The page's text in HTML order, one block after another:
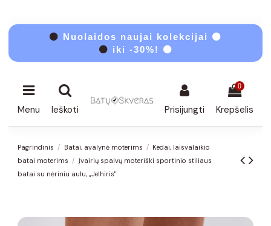
⚫ Nuolaidos naujai kolekcijai ⚫
⚫ iki -30%! ⚫
Menu Ieškoti Prisijungti
0
Krepšelis
Pagrindinis Batai, avalynė moterims
Kedai, laisvalaikio
batai moterims
Įvairių spalvų moteriški sportinio stiliaus
batai su nėriniu aulu, „Jelhiris"